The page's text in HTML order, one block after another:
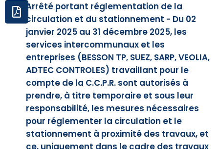
Arrêté portant réglementation de la
circulation et du stationnement - Du 02
janvier 2025 au 31 décembre 2025, les
services intercommunaux et les
entreprises (BESSON TP, SUEZ, SARP, VEOLIA,
ADTEC CONTROLES) travaillant pour le
compte de la C.C.P.R. sont autorisés à
prendre, à titre temporaire et sous leur
responsabilité, les mesures nécessaires
pour réglementer la circulation et le
stationnement à proximité des travaux, et